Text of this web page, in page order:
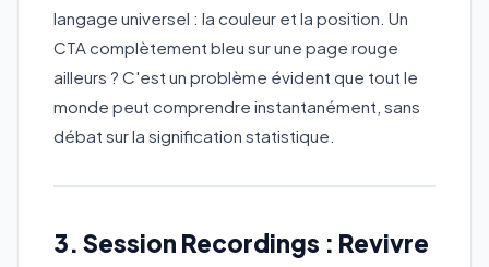
langage universel : la couleur et la position. Un
CTA complètement bleu sur une page rouge
ailleurs ? C'est un problème évident que tout le
monde peut comprendre instantanément, sans
débat sur la signification statistique.
3. Session Recordings : Revivre